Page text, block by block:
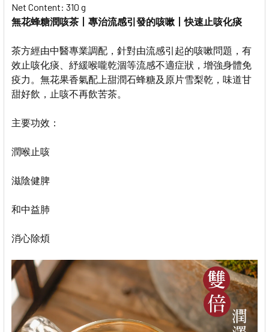
Net Content: 310 g
無花蜂糖潤咳茶丨專治流感引發的咳嗽丨快速止咳化痰
茶方經由中醫專業調配，針對由流感引起的咳嗽問題，有
效止咳化痰、紓緩喉嚨乾涸等流感不適症狀，增強身體免
疫力。無花果香氣配上甜潤石蜂糖及原片雪梨乾，味道甘
甜好飲，止咳不再飲苦茶。
主要功效：
潤喉止咳
滋陰健脾
和中益肺
消心除煩